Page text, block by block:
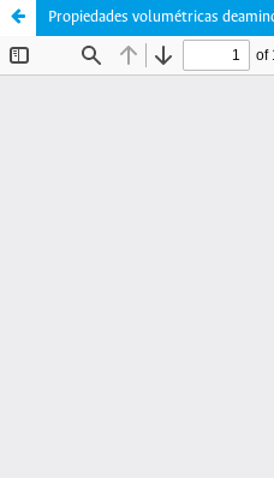
Propiedades volumétricas